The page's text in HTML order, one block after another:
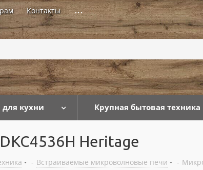
Контакты ...
кухни Крупная бытовая техника
Heritage
- Встраиваемые микроволновые печи -